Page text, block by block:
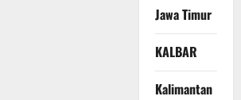
Jawa Timur
KALBAR
Kalimantan